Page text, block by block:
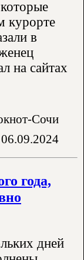
курорте
в
на сайтах
Сочи
06.09.2024
года,
дней